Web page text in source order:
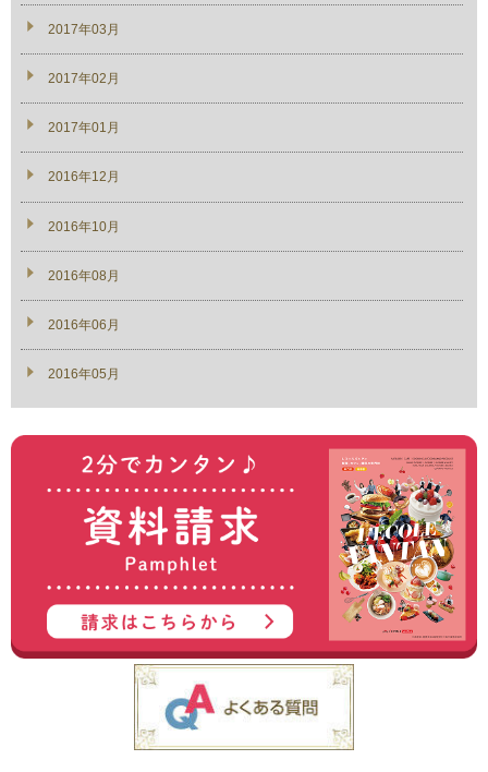
2017年03月
2017年02月
2017年01月
2016年12月
2016年10月
2016年08月
2016年06月
2016年05月